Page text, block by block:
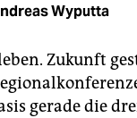
Wyputta
Zukunft
gerade die